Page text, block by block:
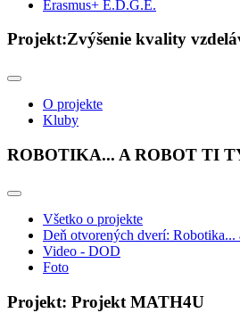
Erasmus+ E.D.G.E.
Projekt:Zvýšenie kvality
O projekte
Kluby
ROBOTIKA... A ROBOT TI
Všetko o projekte
Deň otvorených dverí: Robotika...
Video - DOD
Foto
Projekt: Projekt MATH4U